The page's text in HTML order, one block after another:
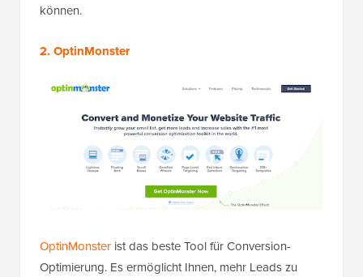
können.
2. OptinMonster
OptinMonster ist das beste Tool für Conversion-
Optimierung. Es ermöglicht Ihnen, mehr Leads zu